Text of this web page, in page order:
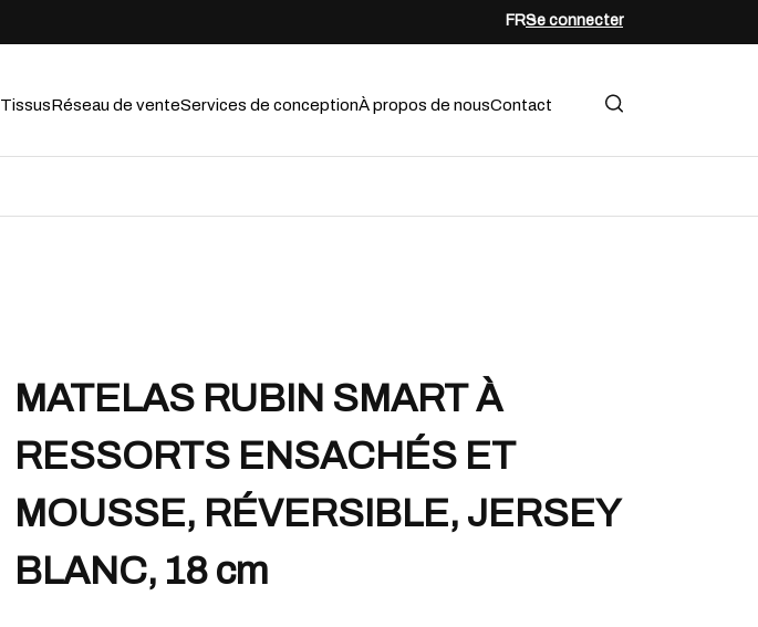
FRSe connecter
TissusRéseau de venteServices de conceptionÀ propos de nousContact
MATELAS RUBIN SMART À
RESSORTS ENSACHÉS ET
MOUSSE, RÉVERSIBLE, JERSEY
BLANC, 18 cm